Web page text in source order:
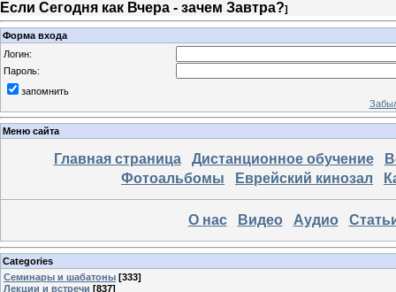
Если Сегодня как Вчера - зачем Завтра?]
Форма входа
Логин:
Пароль:
запомнить
Меню сайта
Главная страница Дистанционное обучение
Фотоальбомы
Еврейский кинозал
О нас Видео Аудио
Categories
Семинары и шабатоны [333]
Лекции и встречи [837]